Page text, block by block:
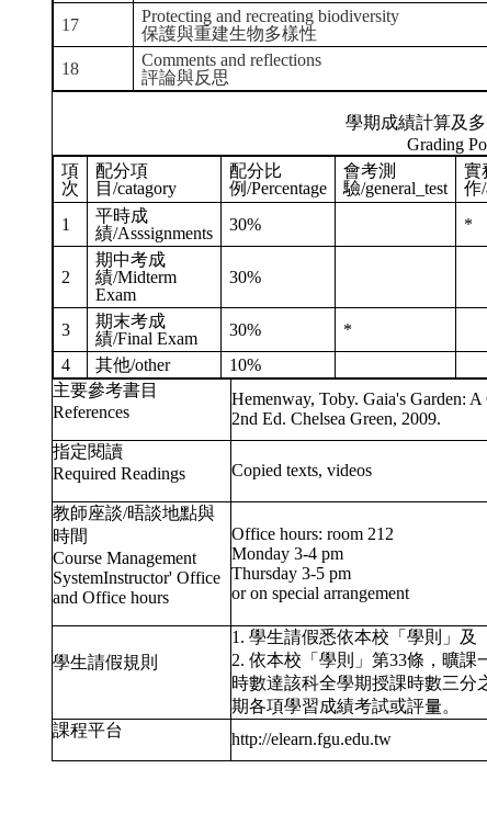
17
Protecting and recreating biodiversity
保護與重建生物多樣性
18
Comments and reflections
評論與反思
學期成績計算及
Grading
項
次
配分項
目/catagory
配分比
例/Percentage
會考測
驗/general_test
實
作
1
平時成
績/Asssignments
30% *
2
期中考成
績/Midterm
Exam
30%
3
期末考成
績/Final Exam
30%
*
4
其他/other 10%
主要參考書目
References
Hemenway, Toby. Gaia's Garden:
2nd Ed. Chelsea Green, 2009.
指定閱讀
Required Readings
Copied texts, videos
教師座談/晤談地點與
時間
Course Management
SystemInstructor' Office
and Office hours
Office hours: room 212
Monday 3-4 pm
Thursday 3-5 pm
or on special arrangement
學生請假規則
1. 學生請假悉依本校「學則」及
2. 依本校「學則」第33條，曠
時數達該科全學期授課時數三分
期各項學習成績考試或評量。
課程平台
http://elearn.fgu.edu.tw